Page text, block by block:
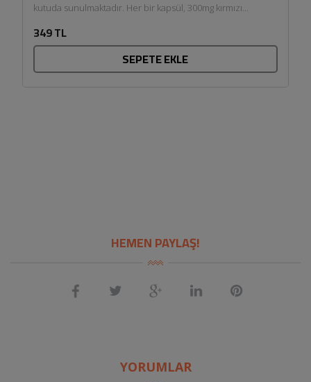
kutuda sunulmaktadır. Her bir kapsül, 300mg kırmızı...
349 TL
SEPETE EKLE
HEMEN PAYLAŞ!
YORUMLAR